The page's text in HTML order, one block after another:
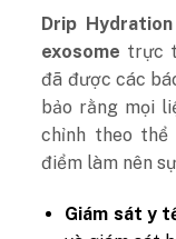
Drip Hydration
exosome trực
đã được các
bảo rằng mọi
chỉnh theo
điểm làm nên
Giám sát y